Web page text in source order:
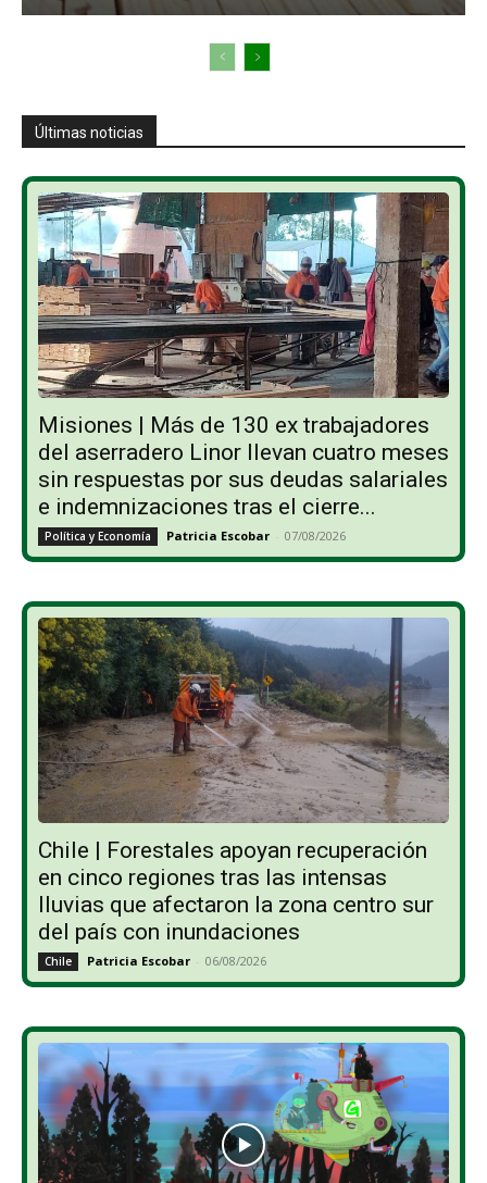
Últimas noticias
Misiones | Más de 130 ex trabajadores
del aserradero Linor llevan cuatro meses
sin respuestas por sus deudas salariales
e indemnizaciones tras el cierre...
Política y Economía Patricia Escobar - 07/08/2026
Chile | Forestales apoyan recuperación
en cinco regiones tras las intensas
lluvias que afectaron la zona centro sur
del país con inundaciones
Chile Patricia Escobar - 06/08/2026